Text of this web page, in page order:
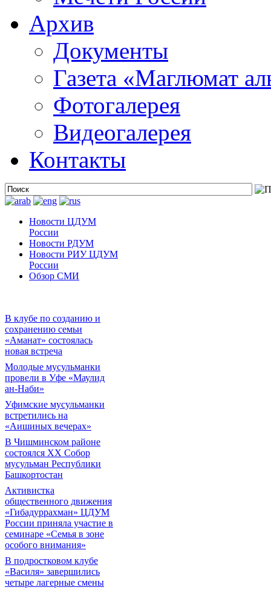
Архив
Документы
Газета «Маглюмат
Фотогалерея
Видеогалерея
Контакты
Новости ЦДУМ
России
Новости РДУМ
Новости РИУ ЦДУМ
России
Обзор СМИ
В клубе по созданию и
сохранению семьи
«Аманат» состоялась
новая встреча
Молодые мусульманки
провели в Уфе «Маулид
ан-Наби»
Уфимские мусульманки
встретились на
«Аишиных вечерах»
В Чишминском районе
состоялся XX Собор
мусульман Республики
Башкортостан
Активистка
общественного движения
«Гибадуррахман» ЦДУМ
России приняла участие в
семинаре «Семья в зоне
особого внимания»
В подростковом клубе
«Василя» завершились
четыре лагерные смены